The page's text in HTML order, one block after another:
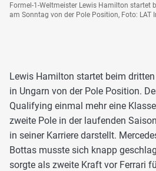
Formel-1-Weltmeister Lewis Hamilton startet
am Sonntag von der Pole Position, Foto: LAT
Lewis Hamilton startet beim
in Ungarn von der Pole Position.
Qualifying einmal mehr eine
zweite Pole in der laufenden
in seiner Karriere darstellt.
Bottas musste sich knapp
sorgte als zweite Kraft vor Ferrari